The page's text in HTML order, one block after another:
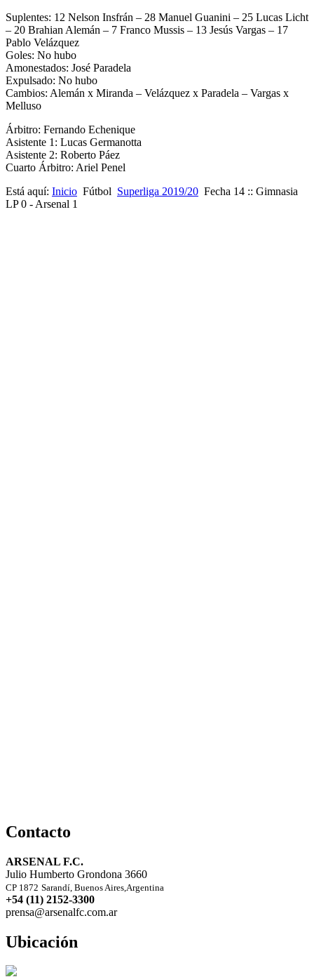
Suplentes: 12 Nelson Insfrán – 28 Manuel Guanini – 25 Lucas Licht
– 20 Brahian Alemán – 7 Franco Mussis – 13 Jesús Vargas – 17
Pablo Velázquez
Goles: No hubo
Amonestados: José Paradela
Expulsado: No hubo
Cambios: Alemán x Miranda – Velázquez x Paradela – Vargas x
Melluso
Árbitro: Fernando Echenique
Asistente 1: Lucas Germanotta
Asistente 2: Roberto Páez
Cuarto Árbitro: Ariel Penel
Está aquí: Inicio Fútbol Superliga 2019/20 Fecha 14 :: Gimnasia
LP 0 - Arsenal 1
Contacto
ARSENAL F.C.
Julio Humberto Grondona 3660
CP 1872 Sarandí, Buenos Aires,Argentina
+54 (11) 2152-3300
prensa@arsenalfc.com.ar
Ubicación